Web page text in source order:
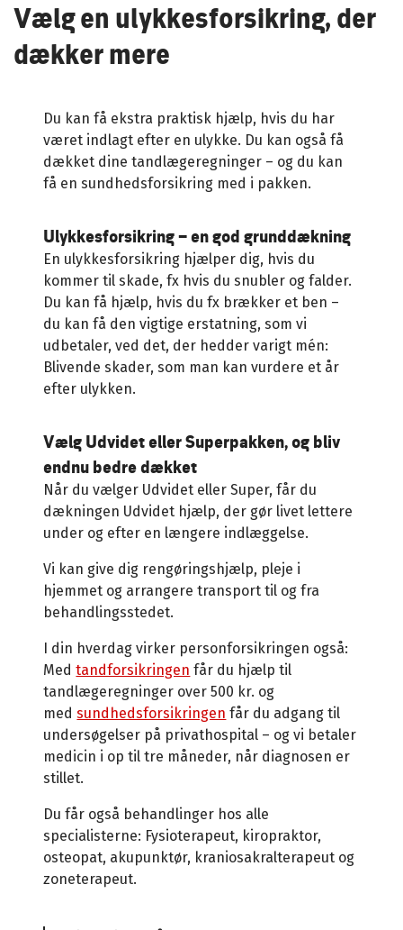
Vælg en ulykkesforsikring, der
dækker mere
Du kan få ekstra praktisk hjælp, hvis du har
været indlagt efter en ulykke. Du kan også få
dækket dine tandlægeregninger – og du kan
få en sundhedsforsikring med i pakken.
Ulykkesforsikring – en god grunddækning
En ulykkesforsikring hjælper dig, hvis du
kommer til skade, fx hvis du snubler og falder.
Du kan få hjælp, hvis du fx brækker et ben –
du kan få den vigtige erstatning, som vi
udbetaler, ved det, der hedder varigt mén:
Blivende skader, som man kan vurdere et år
efter ulykken.
Vælg Udvidet eller Superpakken, og bliv
endnu bedre dækket
Når du vælger Udvidet eller Super, får du
dækningen Udvidet hjælp, der gør livet lettere
under og efter en længere indlæggelse.
Vi kan give dig rengøringshjælp, pleje i
hjemmet og arrangere transport til og fra
behandlingsstedet.
I din hverdag virker personforsikringen også:
Medtandforsikringen får du hjælp til
tandlægeregninger over 500 kr. og
medsundhedsforsikringen får du adgang til
undersøgelser på privathospital – og vi betaler
medicin i op til tre måneder, når diagnosen er
stillet.
Du får også behandlinger hos alle
specialisterne: Fysioterapeut, kiropraktor,
osteopat, akupunktør, kraniosakralterapeut og
zoneterapeut.